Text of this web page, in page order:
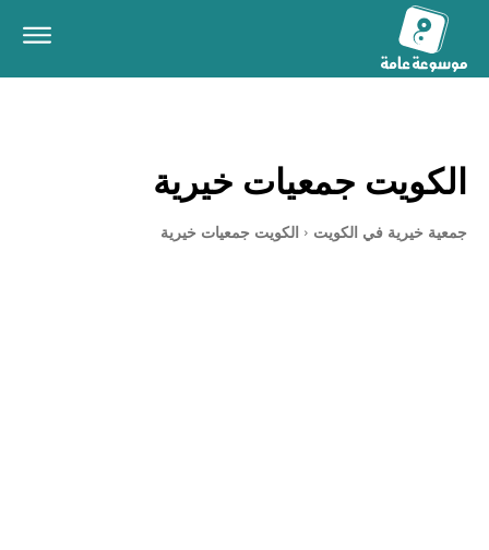
الكويت جمعيات خيرية
جمعية خيرية في الكويت الكويت جمعيات خيرية